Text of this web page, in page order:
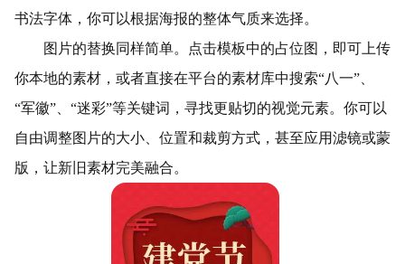
书法字体，你可以根据海报的整体气质来选择。
图片的替换同样简单。点击模板中的占位图，即可上传
你本地的素材，或者直接在平台的素材库中搜索“八一”、
“军徽”、“迷彩”等关键词，寻找更贴切的视觉元素。你可以
自由调整图片的大小、位置和裁剪方式，甚至应用滤镜或蒙
版，让新旧素材完美融合。